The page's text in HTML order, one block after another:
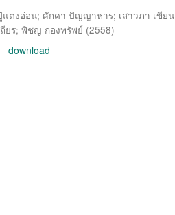
แตงอ่อน; ศักดา ปัญญาหาร; เสาวภา เขียน
ยร; พิชญ กองทรัพย์ (2558)
download